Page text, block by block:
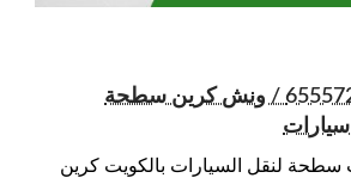
ونش هدية / 65557275 / ونش كرين سطحة
سطحة لنقل السيارات بالكويت كرين